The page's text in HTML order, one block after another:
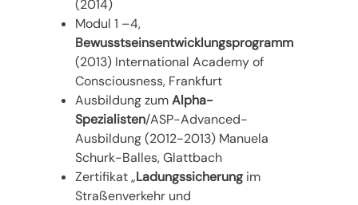
(2014)
Modul 1 –4,
Bewusstseinsentwicklungsprogramm
(2013) International Academy of
Consciousness, Frankfurt
Ausbildung zumAlpha-
Spezialisten/ASP-Advanced-
Ausbildung (2012-2013) Manuela
Schurk-Balles, Glattbach
Zertifikat „Ladungssicherungim
Straßenverkehr und